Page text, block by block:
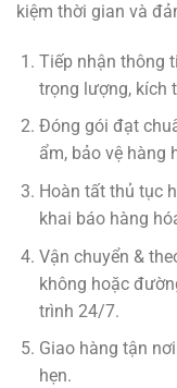
kiệm thời gian và
Tiếp nhận thông
trọng lượng, kích
Đóng gói đạt
ẩm, bảo vệ hàng
Hoàn tất thủ tục
khai báo hàng
Vận chuyển &
không hoặc
trình 24/7.
Giao hàng tận
hẹn.